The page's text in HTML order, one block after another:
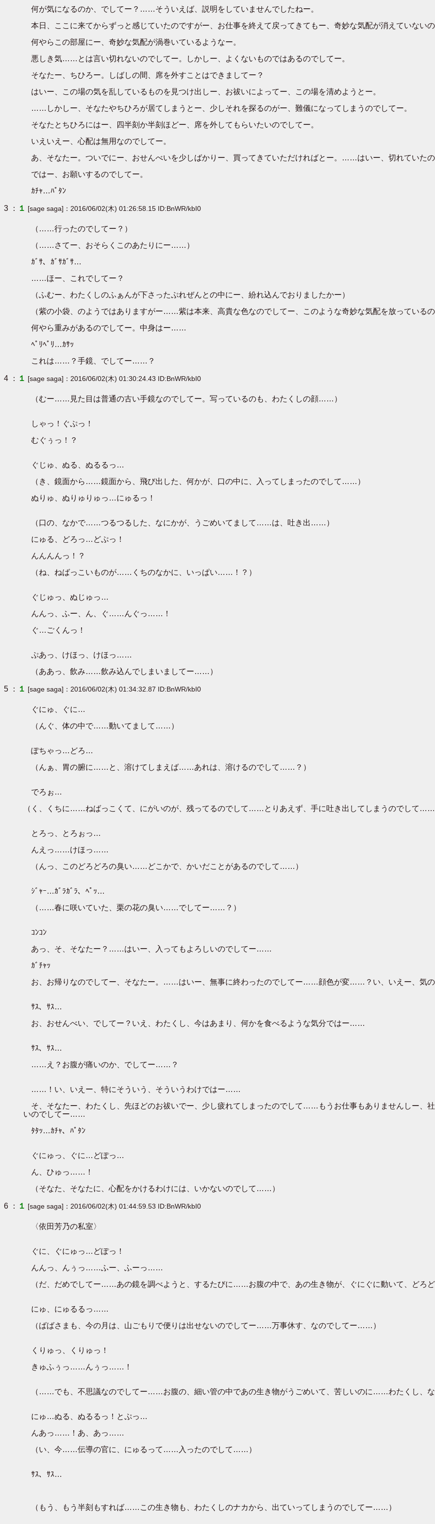
何が気になるのか、でしてー？……そういえば、説明をしていませんでしたねー。
本日、ここに来てからずっと感じていたのですがー、お仕事を終えて戻ってきてもー、奇妙な気配が消えていない
何やらこの部屋にー、奇妙な気配が渦巻いているようなー。
悪しき気……とは言い切れないのでしてー。しかしー、よくないものではあるのでしてー。
そなたー、ちひろー。しばしの間、席を外すことはできましてー？
はいー、この場の気を乱しているものを見つけ出しー、お祓いによってー、この場を清めようとー。
……しかしー、そなたやちひろが居てしまうとー、少しそれを探るのがー、難儀になってしまうのでしてー。
そなたとちひろにはー、四半刻か半刻ほどー、席を外してもらいたいのでしてー。
いえいえー、心配は無用なのでしてー。
あ、そなたー。ついでにー、おせんべいを少しばかりー、買ってきていただければとー。……はいー、切れていた
ではー、お願いするのでしてー。
ｶﾁｬ…ﾊﾟﾀﾝ
3 ： １ [sage saga]：2016/06/02(木) 01:26:58.15 ID:BnWR/kbI0
（……行ったのでしてー？）
（……さてー、おそらくこのあたりにー……）
ｶﾞｻ、ｶﾞｻｶﾞｻ…
……ほー、これでしてー？
（ふむー、わたくしのふぁんが下さったぷれぜんとの中にー、紛れ込んでおりましたかー）
（紫の小袋、のようではありますがー……紫は本来、高貴な色なのでしてー、このような奇妙な気配を放っている
何やら重みがあるのでしてー。中身はー……
ﾍﾟﾘﾍﾟﾘ…ｶｻｯ
これは……？手鏡、でしてー……？
4 ： １ [sage saga]：2016/06/02(木) 01:30:24.43 ID:BnWR/kbI0
（むー……見た目は普通の古い手鏡なのでしてー。写っているのも、わたくしの顔……）
しゃっ！ぐぷっ！
むぐぅっ！？
ぐじゅ、ぬる、ぬるるっ…
（き、鏡面から……鏡面から、飛び出した、何かが、口の中に、入ってしまったのでして……）
ぬりゅ、ぬりゅりゅっ…にゅるっ！
（口の、なかで……つるつるした、なにかが、うごめいてまして……は、吐き出……）
にゅる、どろっ…どぷっ！
んんんんっ！？
（ね、ねばっこいものが……くちのなかに、いっぱい……！？）
ぐじゅっ、ぬじゅっ…
んんっ、ふー、ん、ぐ……んぐっ……！
ぐ…ごくんっ！
ぷあっ、けほっ、けほっ……
（ああっ、飲み……飲み込んでしまいましてー……）
5 ： １ [sage saga]：2016/06/02(木) 01:34:32.87 ID:BnWR/kbI0
ぐにゅ、ぐに…
（んぐ、体の中で……動いてまして……）
ぽちゃっ…どろ…
（んぁ、胃の腑に……と、溶けてしまえば……あれは、溶けるのでして……？）
でろぉ…
（く、くちに……ねばっこくて、にがいのが、残ってるのでして……とりあえず、手に吐き出してしまうのでして
とろっ、とろぉっ…
んえっ……けほっ……
（んっ、このどろどろの臭い……どこかで、かいだことがあるのでして……）
ｼﾞｬｰ…ｶﾞﾗｶﾞﾗ、ﾍﾟｯ…
（……春に咲いていた、栗の花の臭い……でしてー……？）
ｺﾝｺﾝ
あっ、そ、そなたー？……はいー、入ってもよろしいのでしてー……
ｶﾞﾁｬｯ
お、お帰りなのでしてー、そなたー。……はいー、無事に終わったのでしてー……顔色が変……？い、いえー、気
ｻｽ、ｻｽ…
お、おせんべい、でしてー？いえ、わたくし、今はあまり、何かを食べるような気分ではー……
ｻｽ、ｻｽ…
……え？お腹が痛いのか、でしてー……？
……！い、いえー、特にそういう、そういうわけではー……
そ、そなたー、わたくし、先ほどのお祓いでー、少し疲れてしまったのでして……もうお仕事もありませんしー、
いのでしてー……
ﾀﾀｯ…ｶﾁｬ、ﾊﾟﾀﾝ
ぐにゅっ、ぐに…どぽっ…
ん、ひゅっ……！
（そなた、そなたに、心配をかけるわけには、いかないのでして……）
6 ： １ [sage saga]：2016/06/02(木) 01:44:59.53 ID:BnWR/kbI0
〈依田芳乃の私室〉
ぐに、ぐにゅっ…どぽっ！
んんっ、んぅっ……ふー、ふーっ……
（だ、だめでしてー……あの鏡を調べようと、するたびに……お腹の中で、あの生き物が、ぐにぐに動いて、ど
にゅ、にゅるるっ……
（ばばさまも、今の月は、山ごもりで便りは出せないのでしてー……万事休す、なのでしてー……）
くりゅっ、くりゅっ！
きゅふぅっ……んぅっ……！
（……でも、不思議なのでしてー……お腹の、細い管の中であの生き物がうごめいて、苦しいのに……わたくし、
にゅ…ぬる、ぬるるっ！とぷっ…
んあっ……！あ、あっ……
（い、今……伝導の官に、にゅるって……入ったのでして……）
ｻｽ、ｻｽ…
（もう、もう半刻もすれば……この生き物も、わたくしのナカから、出ていってしまうのでしてー……）